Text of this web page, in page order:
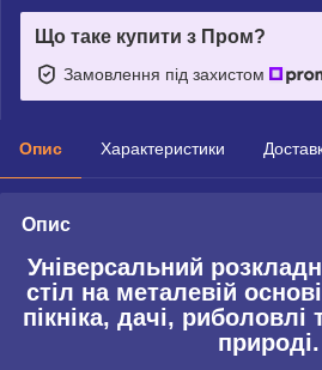
Що таке купити з Пром?
Замовлення під захистом
Опис Характеристики
Опис
Універсальний
стіл на металевій
пікніка, дачі, риболовлі
природі.